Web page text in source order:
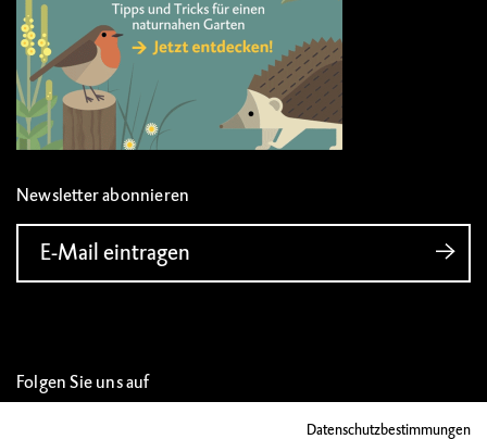
Newsletter abonnieren
E-Mail eintragen
Folgen Sie uns auf
Datenschutzbestimmungen